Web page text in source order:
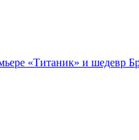
«Титаник» и шедевр